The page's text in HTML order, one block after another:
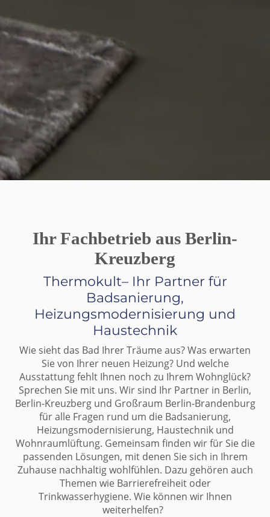
Ihr Fachbetrieb aus Berlin-
Kreuzberg
Thermokult– Ihr Partner für
Badsanierung,
Heizungsmodernisierung und
Haustechnik
Wie sieht das Bad Ihrer Träume aus? Was erwarten
Sie von Ihrer neuen Heizung? Und welche
Ausstattung fehlt Ihnen noch zu Ihrem Wohnglück?
Sprechen Sie mit uns. Wir sind Ihr Partner in Berlin,
Berlin-Kreuzberg und Großraum Berlin-Brandenburg
für alle Fragen rund um die Badsanierung,
Heizungsmodernisierung, Haustechnik und
Wohnraumlüftung. Gemeinsam finden wir für Sie die
passenden Lösungen, mit denen Sie sich in Ihrem
Zuhause nachhaltig wohlfühlen. Dazu gehören auch
Themen wie Barrierefreiheit oder
Trinkwasserhygiene. Wie können wir Ihnen
weiterhelfen?